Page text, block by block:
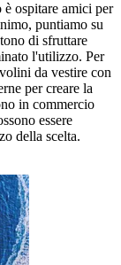
ospitare amici per
puntiamo su
di sfruttare
l'utilizzo. Per
da vestire con
per creare la
in commercio
essere
della scelta.